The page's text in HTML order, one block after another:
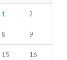
1 2
8 9
15 16